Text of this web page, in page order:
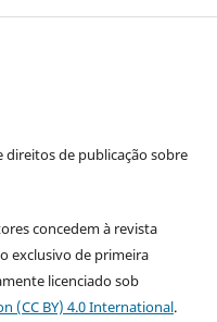
de publicação sobre
concedem à revista
exclusivo de primeira
licenciado sob
(CC BY) 4.0 International.